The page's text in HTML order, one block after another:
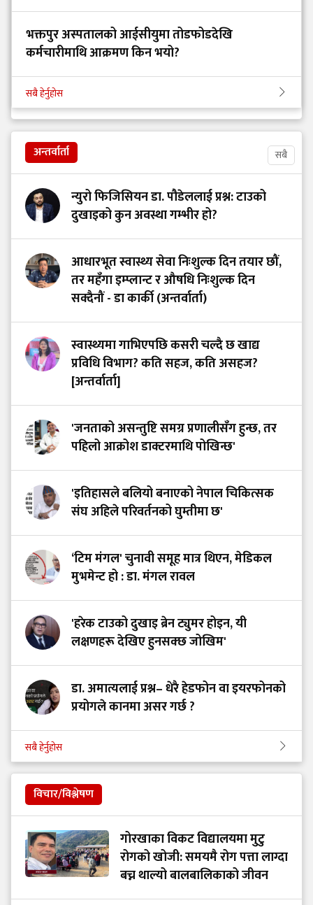
भक्तपुर अस्पतालको आईसीयुमा तोडफोडदेखि
कर्मचारीमाथि आक्रमण किन भयो?
सबै हेर्नुहोस
अन्तर्वार्ता सबै
न्युरो फिजिसियन डा. पौडेललाई प्रश्न: टाउको
दुखाइको कुन अवस्था गम्भीर हो?
आधारभूत स्वास्थ्य सेवा निःशुल्क दिन तयार छौं,
तर महँगा इम्प्लान्ट र औषधि निःशुल्क दिन
सक्दैनौं - डा कार्की (अन्तर्वार्ता)
स्वास्थ्यमा गाभिएपछि कसरी चल्दै छ खाद्य
प्रविधि विभाग? कति सहज, कति असहज?
[अन्तर्वार्ता]
'जनताको असन्तुष्टि समग्र प्रणालीसँग हुन्छ, तर
पहिलो आक्रोश डाक्टरमाथि पोखिन्छ'
'इतिहासले बलियो बनाएको नेपाल चिकित्सक
संघ अहिले परिवर्तनको घुम्तीमा छ'
‘टिम मंगल' चुनावी समूह मात्र थिएन, मेडिकल
मुभमेन्ट हो : डा. मंगल रावल
'हरेक टाउको दुखाइ ब्रेन ट्युमर होइन, यी
लक्षणहरू देखिए हुनसक्छ जोखिम'
डा. अमात्यलाई प्रश्न– धेरै हेडफोन वा इयरफोनको
प्रयोगले कानमा असर गर्छ ?
सबै हेर्नुहोस
विचार/विश्लेषण
गोरखाका विकट विद्यालयमा मुटु
रोगको खोजी: समयमै रोग पत्ता लाग्दा
बच्न थाल्यो बालबालिकाको जीवन